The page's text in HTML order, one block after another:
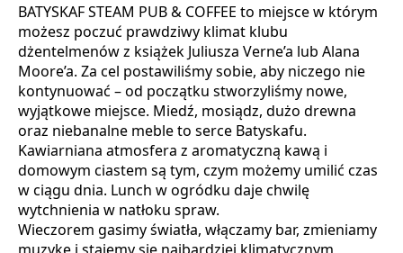
BATYSKAF STEAM PUB & COFFEE to miejsce w którym
możesz poczuć prawdziwy klimat klubu
dżentelmenów z książek Juliusza Verne’a lub Alana
Moore’a. Za cel postawiliśmy sobie, aby niczego nie
kontynuować – od początku stworzyliśmy nowe,
wyjątkowe miejsce. Miedź, mosiądz, dużo drewna
oraz niebanalne meble to serce Batyskafu.
Kawiarniana atmosfera z aromatyczną kawą i
domowym ciastem są tym, czym możemy umilić czas
w ciągu dnia. Lunch w ogródku daje chwilę
wytchnienia w natłoku spraw.
Wieczorem gasimy światła, włączamy bar, zmieniamy